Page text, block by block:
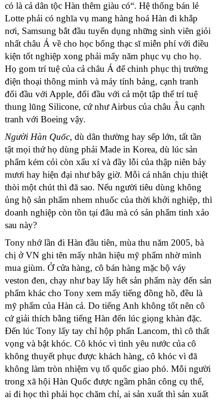
có là cả dân tộc Hàn thêm giàu có“. Hệ thống bán lẻ
Lotte phải có nghĩa vụ mang hàng hoá Hàn đi khắp
nơi, Samsung bắt đầu tuyển dụng những sinh viên giỏi
nhất châu Á về cho học bổng thạc sĩ miễn phí với điều
kiện tốt nghiệp xong phải mấy năm phục vụ cho họ.
Họ gom trí tuệ của cả châu Á để chinh phục thị trường
điện thoại thông minh và máy tính bảng, cạnh tranh
đối đầu với Apple, đối đầu với cả một tập thể trí tuệ
thung lũng Silicone, cứ như Airbus của châu Âu cạnh
tranh với Boeing vậy.
Người Hàn Quốc, dù dân thường hay sếp lớn, tất tần
tật mọi thứ họ dùng phải Made in Korea, dù lúc sản
phẩm kém cỏi còn xấu xí và đầy lỗi của thập niên bảy
mươi hay hiện đại như bây giờ. Mỗi cá nhân chịu thiệt
thòi một chút thì đã sao. Nếu người tiêu dùng không
ủng hộ sản phẩm nhem nhuốc của thời khởi nghiệp, thì
doanh nghiệp còn tồn tại đâu mà có sản phẩm tinh xảo
sau này?
Tony nhớ lần đi Hàn đầu tiên, mùa thu năm 2005, bà
chị ở VN ghi tên mấy nhãn hiệu mỹ phẩm nhờ mình
mua giùm. Ở cửa hàng, cô bán hàng mặc bộ váy
veston đen, chạy như bay lấy hết sản phẩm này đến sản
phẩm khác cho Tony xem mấy tiếng đồng hồ, đều là
mỹ phẩm của Hàn cả. Do tiếng Anh không tốt nên cô
cứ giải thích bằng tiếng Hàn đến lúc giọng khàn đặc.
Đến lúc Tony lấy tay chỉ hộp phấn Lancom, thì cô thất
vọng và bật khóc. Cô khóc vì tình yêu nước của cô
không thuyết phục được khách hàng, cô khóc vì đã
không làm tròn nhiệm vụ tổ quốc giao phó. Mỗi người
trong xã hội Hàn Quốc được ngầm phân công cụ thể,
ai đi học thì phải học chăm chỉ, ai sản xuất thì sản xuất